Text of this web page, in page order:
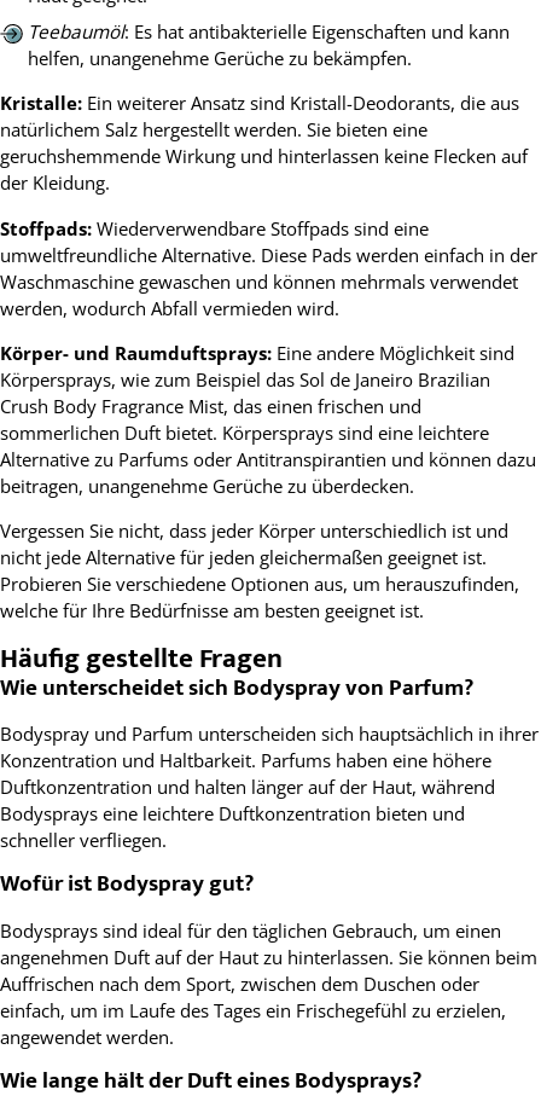
Teebaumöl: Es hat antibakterielle Eigenschaften und kann
helfen, unangenehme Gerüche zu bekämpfen.
Kristalle: Ein weiterer Ansatz sind Kristall-Deodorants, die aus
natürlichem Salz hergestellt werden. Sie bieten eine
geruchshemmende Wirkung und hinterlassen keine Flecken auf
der Kleidung.
Stoffpads: Wiederverwendbare Stoffpads sind eine
umweltfreundliche Alternative. Diese Pads werden einfach in der
Waschmaschine gewaschen und können mehrmals verwendet
werden, wodurch Abfall vermieden wird.
Körper- und Raumduftsprays: Eine andere Möglichkeit sind
Körpersprays, wie zum Beispiel das Sol de Janeiro Brazilian
Crush Body Fragrance Mist, das einen frischen und
sommerlichen Duft bietet. Körpersprays sind eine leichtere
Alternative zu Parfums oder Antitranspirantien und können dazu
beitragen, unangenehme Gerüche zu überdecken.
Vergessen Sie nicht, dass jeder Körper unterschiedlich ist und
nicht jede Alternative für jeden gleichermaßen geeignet ist.
Probieren Sie verschiedene Optionen aus, um herauszufinden,
welche für Ihre Bedürfnisse am besten geeignet ist.
Häufig gestellte Fragen
Wie unterscheidet sich Bodyspray von Parfum?
Bodyspray und Parfum unterscheiden sich hauptsächlich in ihrer
Konzentration und Haltbarkeit. Parfums haben eine höhere
Duftkonzentration und halten länger auf der Haut, während
Bodysprays eine leichtere Duftkonzentration bieten und
schneller verfliegen.
Wofür ist Bodyspray gut?
Bodysprays sind ideal für den täglichen Gebrauch, um einen
angenehmen Duft auf der Haut zu hinterlassen. Sie können beim
Auffrischen nach dem Sport, zwischen dem Duschen oder
einfach, um im Laufe des Tages ein Frischegefühl zu erzielen,
angewendet werden.
Wie lange hält der Duft eines Bodysprays?